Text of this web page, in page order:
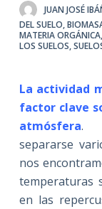
d
o
JUAN JOSÉ
DEL SUELO,
MATERIA ORGÁNICA,
LOS SUELOS,
La actividad
factor clave
atmósfera.
separarse
nos
temperaturas
en las